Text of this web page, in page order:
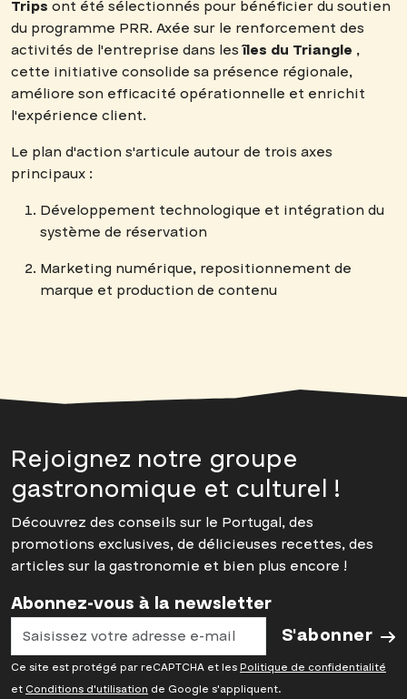
Trips ont été sélectionnés pour bénéficier du soutien
du programme PRR. Axée sur le renforcement des
activités de l'entreprise dans lesîles du Triangle ,
cette initiative consolide sa présence régionale,
améliore son efficacité opérationnelle et enrichit
l'expérience client.
Le plan d'action s'articule autour de trois axes
principaux :
Développement technologique et intégration du
système de réservation
Marketing numérique, repositionnement de
marque et production de contenu
Rejoignez notre groupe
gastronomique et culturel !
Découvrez des conseils sur le Portugal, des
promotions exclusives, de délicieuses recettes, des
articles sur la gastronomie et bien plus encore !
Abonnez-vous à la newsletter
S'abonner
Ce site est protégé par reCAPTCHA et lesPolitique de confidentialité
et Conditions d'utilisation de Google s'appliquent.